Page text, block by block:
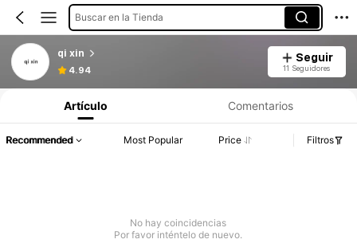
Buscar en la Tienda
qi xin
4.94
Seguir
11 Seguidores
Artículo Comentarios
Recommended Most Popular Price Filtros
No hay coincidencias
Por favor inténtelo de nuevo.